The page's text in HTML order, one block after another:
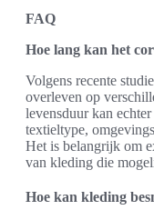
FAQ
Hoe lang kan het
Volgens recente
overleven op
levensduur kan
textieltype,
Het is belangrijk om
van kleding die
Hoe kan kleding